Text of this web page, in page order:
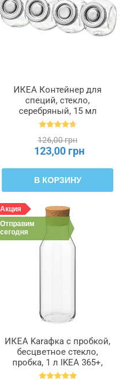
ИКЕА Контейнер для
специй, стекло,
серебряный, 15 мл
RAJTAN РАЙТАН,
126,00 грн
123,00 грн
В КОРЗИНУ
Акция
Отправим
сегодня
ИКЕА Karaфка с пробкой,
бесцветное стекло,
пробка, 1 л IKEA 365+,
902.797.19